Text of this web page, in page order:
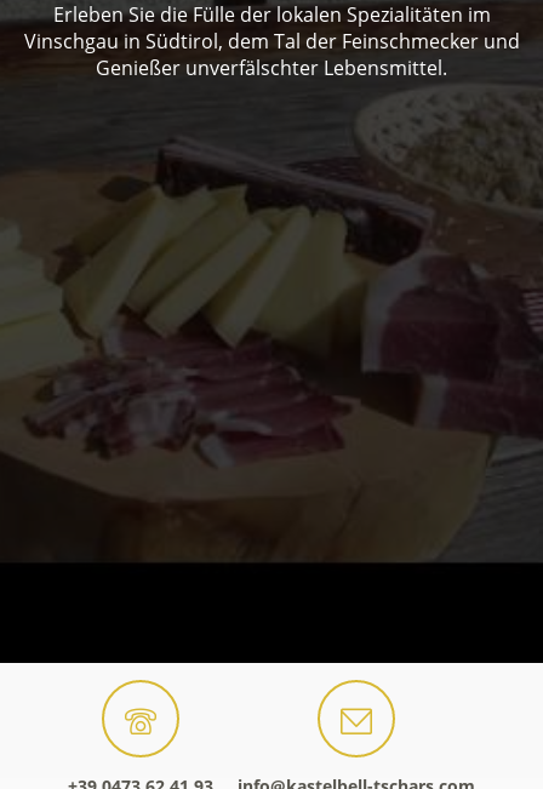
Erleben Sie die Fülle der lokalen Spezialitäten im
Vinschgau in Südtirol, dem Tal der Feinschmecker und
Genießer unverfälschter Lebensmittel.